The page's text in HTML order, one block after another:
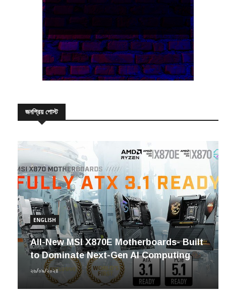
জনপ্রিয় পোস্ট
ENGLISH
All-New MSI X870E Motherboards- Built
to Dominate Next-Gen AI Computing
২৬/০৯/২০২৪